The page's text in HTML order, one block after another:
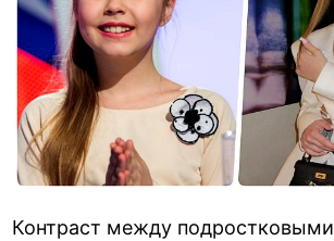
Контраст между подростковыми